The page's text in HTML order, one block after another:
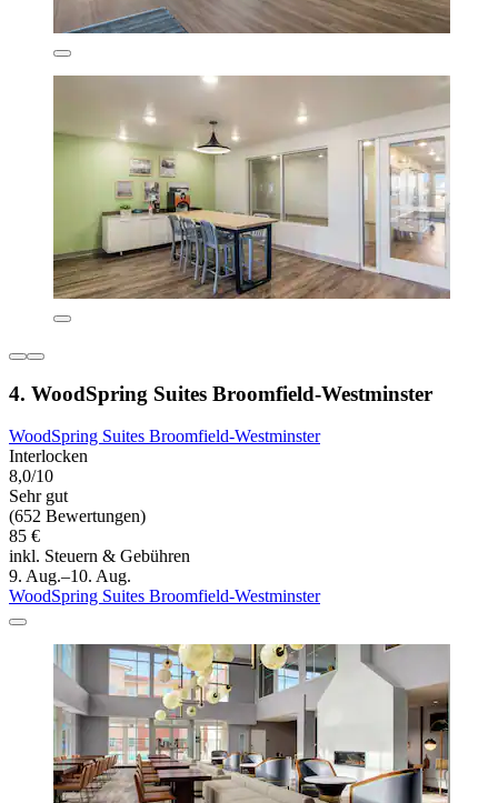
4. WoodSpring Suites Broomfield-Westminster
WoodSpring Suites Broomfield-Westminster
Interlocken
8,0/10
Sehr gut
(652 Bewertungen)
85 €
inkl. Steuern & Gebühren
9. Aug.–10. Aug.
WoodSpring Suites Broomfield-Westminster